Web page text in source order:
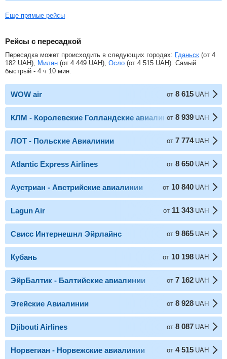
Еще прямые рейсы
Рейсы с пересадкой
Пересадка может происходить в следующих городах: Гданьск (от 4
182 UAH), Милан (от 4 449 UAH), Осло (от 4 515 UAH). Самый
быстрый - 4 ч 10 мин.
WOW air от 8 615 UAH
КЛМ - Королевские Голландские авиалинии
от 8 939 UAH
ЛОТ - Польские Авиалинии от 7 774 UAH
Atlantic Express Airlines от 8 650 UAH
Аустриан - Австрийские авиалинии от 10 840 UAH
Lagun Air от 11 343 UAH
Свисс Интернешнл Эйрлайнс от 9 865 UAH
Кубань от 10 198 UAH
ЭйрБалтик - Балтийские авиалинии от 7 162 UAH
Эгейские Авиалинии от 8 928 UAH
Djibouti Airlines от 8 087 UAH
Норвегиан - Норвежские авиалинии от 4 515 UAH